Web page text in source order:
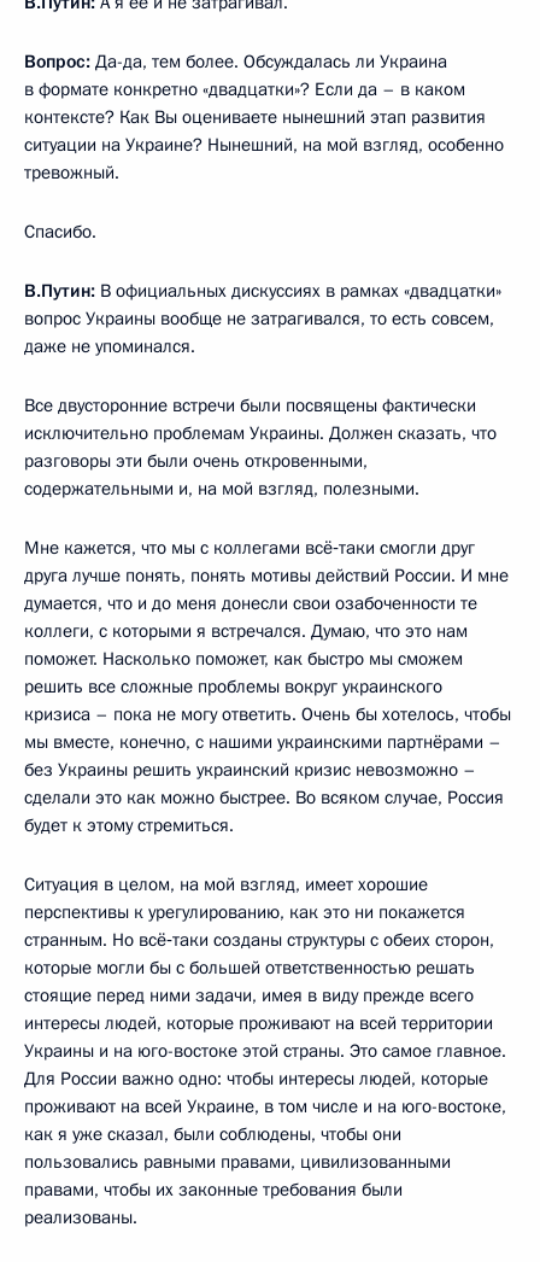
Вопрос: Да-да, тем более. Обсуждалась ли Украина
в формате конкретно «двадцатки»? Если да – в каком
контексте? Как Вы оцениваете нынешний этап развития
ситуации на Украине? Нынешний, на мой взгляд, особенно
тревожный.
Спасибо.
В.Путин: В официальных дискуссиях в рамках «двадцатки»
вопрос Украины вообще не затрагивался, то есть совсем,
даже не упоминался.
Все двусторонние встречи были посвящены фактически
исключительно проблемам Украины. Должен сказать, что
разговоры эти были очень откровенными,
содержательными и, на мой взгляд, полезными.
Мне кажется, что мы с коллегами всё‑таки смогли друг
друга лучше понять, понять мотивы действий России. И мне
думается, что и до меня донесли свои озабоченности те
коллеги, с которыми я встречался. Думаю, что это нам
поможет. Насколько поможет, как быстро мы сможем
решить все сложные проблемы вокруг украинского
кризиса – пока не могу ответить. Очень бы хотелось, чтобы
мы вместе, конечно, с нашими украинскими партнёрами –
без Украины решить украинский кризис невозможно –
сделали это как можно быстрее. Во всяком случае, Россия
будет к этому стремиться.
Ситуация в целом, на мой взгляд, имеет хорошие
перспективы к урегулированию, как это ни покажется
странным. Но всё‑таки созданы структуры с обеих сторон,
которые могли бы с большей ответственностью решать
стоящие перед ними задачи, имея в виду прежде всего
интересы людей, которые проживают на всей территории
Украины и на юго-востоке этой страны. Это самое главное.
Для России важно одно: чтобы интересы людей, которые
проживают на всей Украине, в том числе и на юго-востоке,
как я уже сказал, были соблюдены, чтобы они
пользовались равными правами, цивилизованными
правами, чтобы их законные требования были
реализованы.